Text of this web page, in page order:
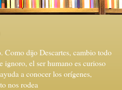
Como dijo Descartes, cambio todo
ignoro, el ser humano es curioso
a conocer los orígenes,
nos rodea